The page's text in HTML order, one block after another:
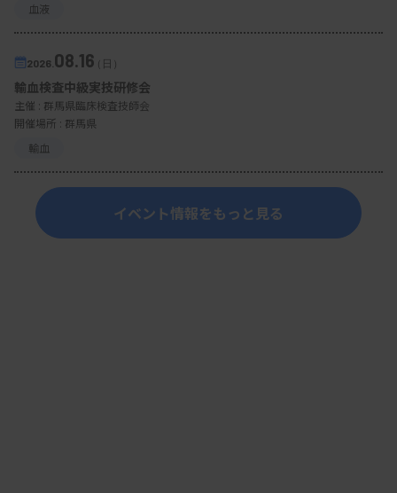
血液
2026. 08.16（日）
輸血検査中級実技研修会
主催 : 群馬県臨床検査技師会
開催場所 : 群馬県
輸血
イベント情報をもっと見る